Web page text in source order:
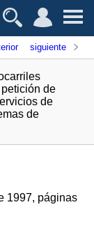
siguiente
de
de
de
1997, páginas